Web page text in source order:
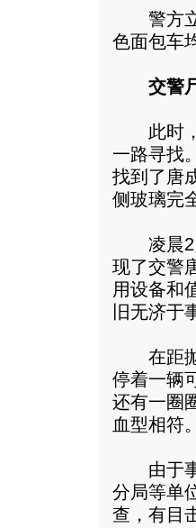
警方立
色面包车
交警
此时，
一路寻找
找到了唐
侧玻璃完
凌晨2点
现了交警
用设备和
旧无济于
在距抛
停着一辆
还有一圈
血型相符。
由于事
分局等单
查，有目